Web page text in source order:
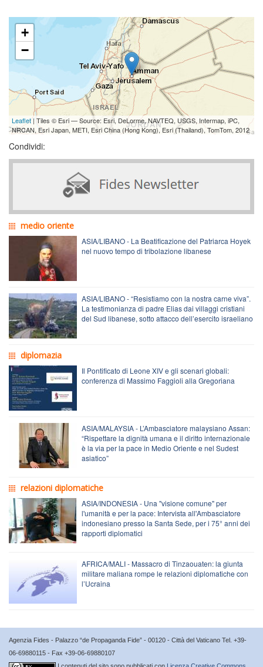
+
−
Leaflet| Tiles © Esri — Source: Esri, DeLorme, NAVTEQ, USGS, Intermap, iPC,
NRCAN, Esri Japan, METI, Esri China (Hong Kong), Esri (Thailand), TomTom, 2012
Condividi:
medio oriente
ASIA/LIBANO - La Beatificazione del Patriarca Hoyek
nel nuovo tempo di tribolazione libanese
ASIA/LIBANO - “Resistiamo con la nostra carne viva”.
La testimonianza di padre Elias dai villaggi cristiani
del Sud libanese, sotto attacco dell’esercito israeliano
diplomazia
Il Pontificato di Leone XIV e gli scenari globali:
conferenza di Massimo Faggioli alla Gregoriana
ASIA/MALAYSIA - L’Ambasciatore malaysiano Assan:
“Rispettare la dignità umana e il diritto internazionale
è la via per la pace in Medio Oriente e nel Sudest
asiatico”
relazioni diplomatiche
ASIA/INDONESIA - Una "visione comune" per
l'umanità e per la pace: Intervista all'Ambasciatore
indonesiano presso la Santa Sede, per i 75° anni dei
rapporti diplomatici
AFRICA/MALI - Massacro di Tinzaouaten: la giunta
militare maliana rompe le relazioni diplomatiche con
l’Ucraina
Agenzia Fides - Palazzo “de Propaganda Fide” - 00120 - Città del Vaticano Tel. +39-
06-69880115 - Fax +39-06-69880107